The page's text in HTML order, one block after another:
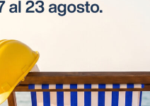
di interruzioni per gli
innovativo non solo